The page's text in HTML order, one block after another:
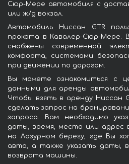
Сюр-Мере автомобиля с
или ж/д вокзал.
Автомобиль Ниссан GTR
проката в Кавалер-Сюр-Мере.
снабжены современной
комфорта, системами
при движении по дорогам.
Вы можете ознакомиться с
данными для аренды
Чтобы взять в аренду Ниссан
сделать запрос на
запроса. Вам необходимо
даты, время, место или адрес
на Лазурном берегу, где Вы
авто, а также указать даты,
возврата машины.